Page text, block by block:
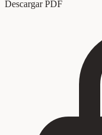
Descargar PDF